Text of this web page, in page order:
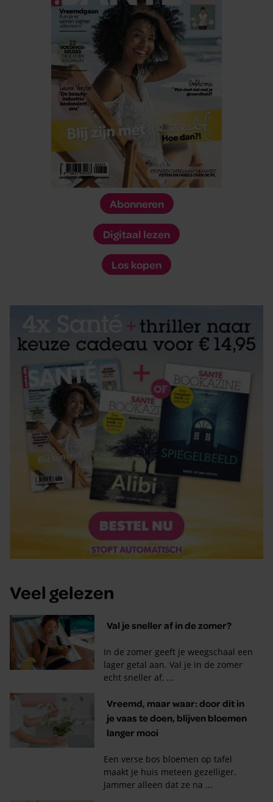
Abonneren
Digitaal lezen
Los kopen